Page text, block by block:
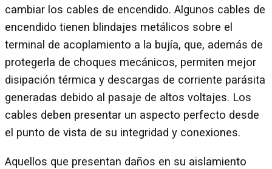
cambiar los cables de encendido. Algunos cables de
encendido tienen blindajes metálicos sobre el
terminal de acoplamiento a la bujía, que, además de
protegerla de choques mecánicos, permiten mejor
disipación térmica y descargas de corriente parásita
generadas debido al pasaje de altos voltajes. Los
cables deben presentar un aspecto perfecto desde
el punto de vista de su integridad y conexiones.
Aquellos que presentan daños en su aislamiento